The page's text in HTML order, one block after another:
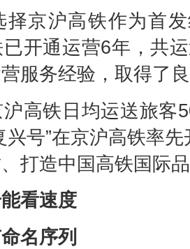
沪高铁作为首发
开通运营6年，共
服务经验，取得了
铁日均运送旅客
兴号”在京沪高铁率
打造中国高铁国际
看速度
名序列